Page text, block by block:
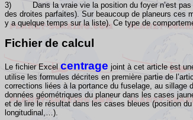
3) Dans la vraie vie la position du foyer n’est pas
des droites parfaites). Sur beaucoup de planeurs ces
y a quelque temps sur la liste). Ce type de
Fichier de calcul
Le fichier Excel centrage joint à cet article est
utilise les formules décrites en première partie de
corrections liées à la portance du fuselage, au sillage
données géométriques du planeur dans les cases
et de lire le résultat dans les cases bleues (position
longitudinal,…).